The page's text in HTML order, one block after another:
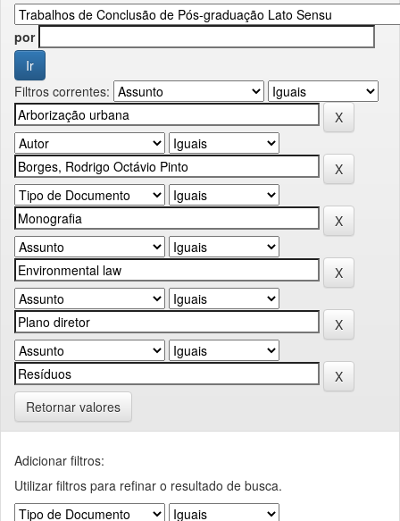
por
Filtros correntes:
Retornar valores
Adicionar filtros:
Utilizar filtros para refinar o resultado de busca.